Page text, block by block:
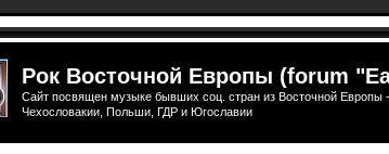
Рок Восточной Европы (forum
Сайт посвящен музыке бывших соц. стран из Восточной Европы
Чехословакии, Польши, ГДР и Югославии